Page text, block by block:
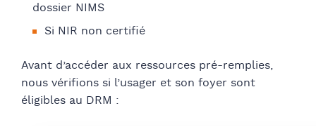
dossier NIMS
Si NIR non certifié
Avant d’accéder aux ressources pré-remplies,
nous vérifions si l’usager et son foyer sont
éligibles au DRM :